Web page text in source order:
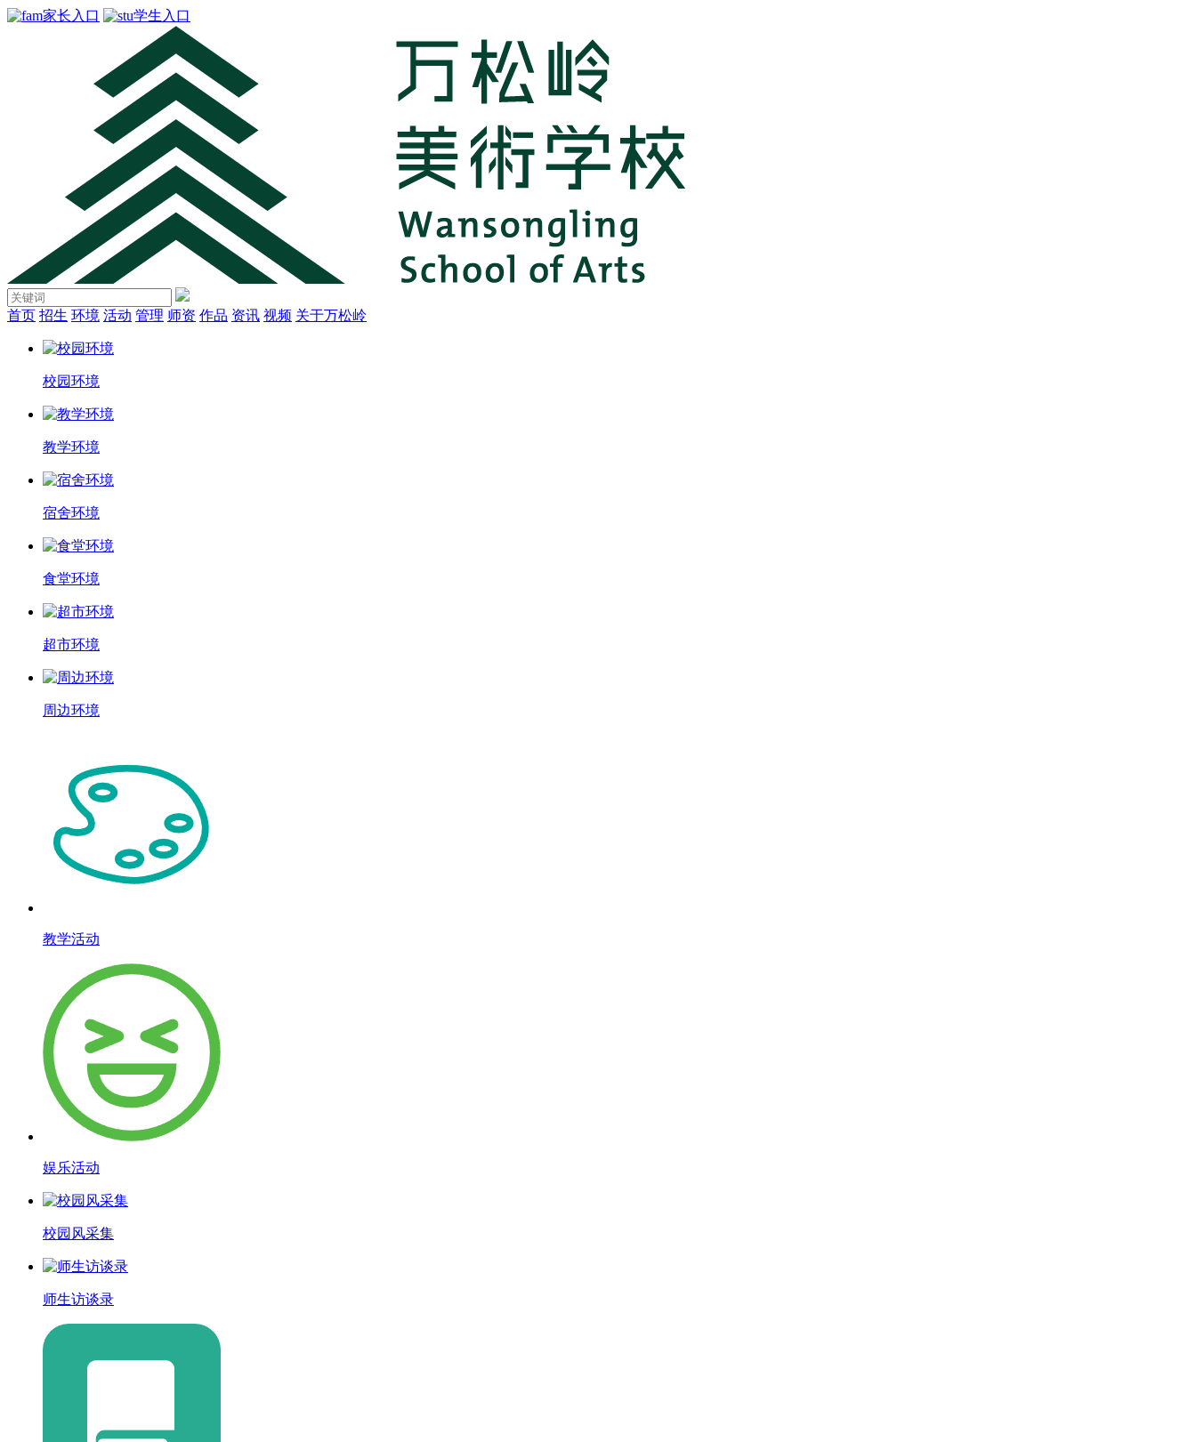
家长入口 学生入口
首页 招生 环境 活动 管理 师资 作品 资讯 视频 关于万松岭
校园环境
教学环境
宿舍环境
食堂环境
超市环境
周边环境
教学活动
娱乐活动
校园风采集
师生访谈录